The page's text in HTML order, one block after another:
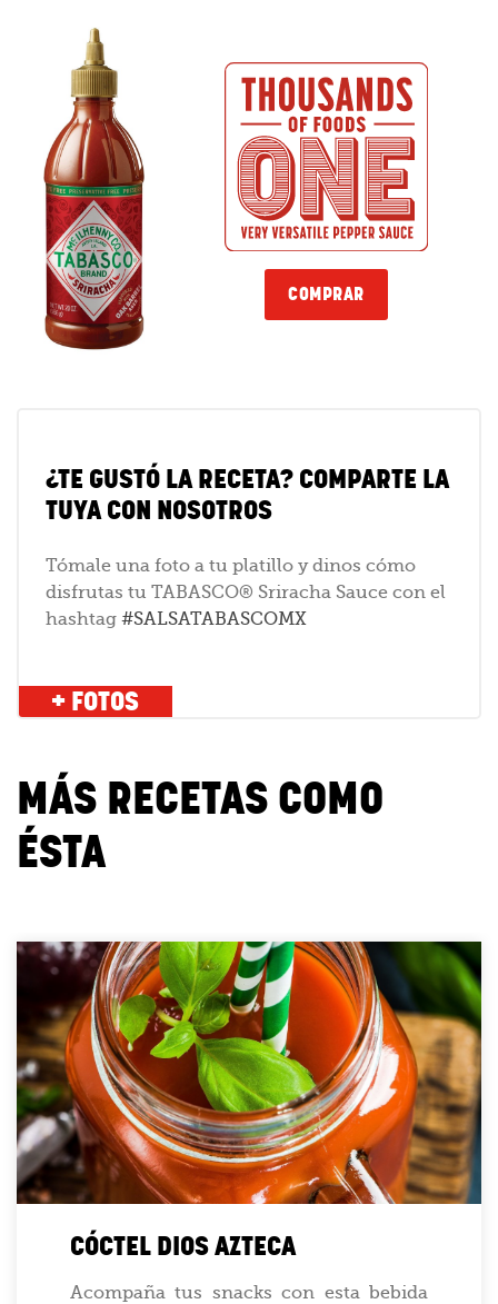
COMPRAR
¿TE GUSTÓ LA RECETA? COMPARTE LA
TUYA CON NOSOTROS
Tómale una foto a tu platillo y dinos cómo
disfrutas tu TABASCO® Sriracha Sauce con el
hashtag #SALSATABASCOMX
+ FOTOS
MÁS RECETAS COMO
ÉSTA
CÓCTEL DIOS AZTECA
Acompaña tus snacks con esta bebida